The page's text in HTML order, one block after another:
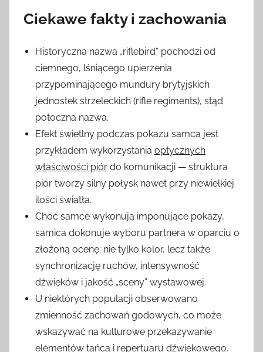
Ciekawe fakty i zachowania
Historyczna nazwa „riflebird” pochodzi od
ciemnego, lśniącego upierzenia
przypominającego mundury brytyjskich
jednostek strzeleckich (rifle regiments), stąd
potoczna nazwa.
Efekt świetlny podczas pokazu samca jest
przykładem wykorzystania optycznych
właściwości piór do komunikacji — struktura
piór tworzy silny połysk nawet przy niewielkiej
ilości światła.
Choć samce wykonują imponujące pokazy,
samica dokonuje wyboru partnera w oparciu o
złożoną ocenę: nie tylko kolor, lecz także
synchronizację ruchów, intensywność
dźwięków i jakość „sceny” wystawowej.
U niektórych populacji obserwowano
zmienność zachowań godowych, co może
wskazywać na kulturowe przekazywanie
elementów tańca i repertuaru dźwiękowego.